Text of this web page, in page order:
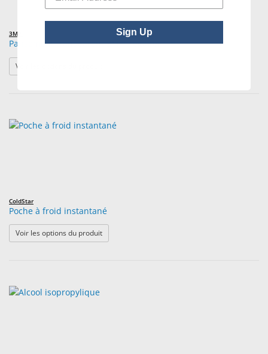
3M™
Pansement transparent 3M™ Tegaderm™
Voir les options du produit
ColdStar
Poche à froid instantané
Voir les options du produit: Poche à froid instantané
Sign Up